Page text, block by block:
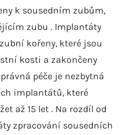
k sousedním zubům,
zubu . Implantáty
kořeny, které jsou
kosti a zakončeny
péče je nezbytná
implantátů, které
až 15 let . Na rozdíl od
zpracování sousedních